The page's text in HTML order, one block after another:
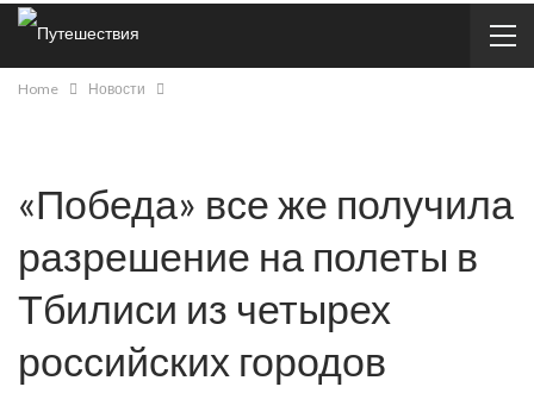
Home Новости
«Победа» все же получила
разрешение на полеты в
Тбилиси из четырех
российских городов